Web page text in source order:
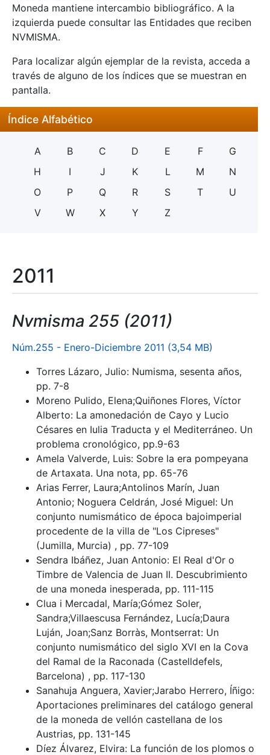
Moneda mantiene intercambio bibliográfico. A la
izquierda puede consultar las Entidades que reciben
NVMISMA.
Para localizar algún ejemplar de la revista, acceda a
través de alguno de los índices que se muestran en
pantalla.
Índice Alfabético
A B C D E F
G
H
I J K L M
N
O
P Q R S T
U
V
W X Y Z
2011
Nvmisma 255 (2011)
Núm.255 - Enero-Diciembre 2011 (3,54 MB)
Torres Lázaro, Julio: Numisma, sesenta años,
pp. 7-8
Moreno Pulido, Elena;Quiñones Flores, Víctor
Alberto: La amonedación de Cayo y Lucio
Césares en Iulia Traducta y el Mediterráneo. Un
problema cronológico, pp.9-63
Amela Valverde, Luis: Sobre la era pompeyana
de Artaxata. Una nota, pp. 65-76
Arias Ferrer, Laura;Antolinos Marín, Juan
Antonio; Noguera Celdrán, José Miguel: Un
conjunto numismático de época bajoimperial
procedente de la villa de "Los Cipreses"
(Jumilla, Murcia) , pp. 77-109
Sendra Ibáñez, Juan Antonio: El Real d'Or o
Timbre de Valencia de Juan II. Descubrimiento
de una moneda inesperada, pp. 111-115
Clua i Mercadal, María;Gómez Soler,
Sandra;Villaescusa Fernández, Lucía;Daura
Luján, Joan;Sanz Borràs, Montserrat: Un
conjunto numismático del siglo XVI en la Cova
del Ramal de la Raconada (Castelldefels,
Barcelona) , pp. 117-130
Sanahuja Anguera, Xavier;Jarabo Herrero, Íñigo:
Aportaciones preliminares del catálogo general
de la moneda de vellón castellana de los
Austrias, pp. 131-145
Díez Álvarez, Elvira: La función de los plomos o